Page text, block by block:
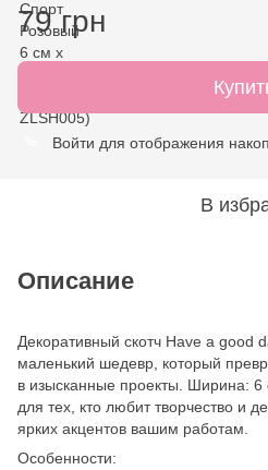
79 грн
Войти для отображения
В
Описание
Декоративный скотч Have a good
маленький шедевр, который
в изысканные проекты. Ширина:
для тех, кто любит творчество и
ярких акцентов вашим работам.
Особенности: